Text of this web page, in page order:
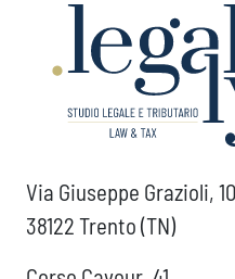
Via Giuseppe Grazioli,
38122 Trento (TN)